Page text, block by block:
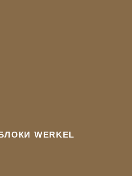
WERKEL